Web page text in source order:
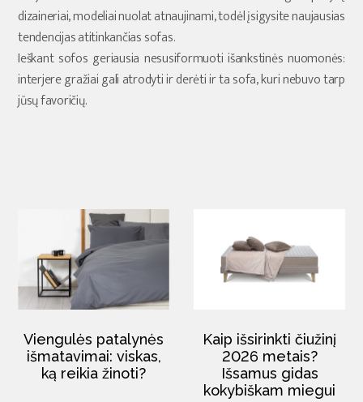
dizaineriai, modeliai nuolat atnaujinami, todėl įsigysite naujausias
tendencijas atitinkančias sofas.
Ieškant sofos geriausia nesusiformuoti išankstinės nuomonės:
interjere gražiai gali atrodyti ir derėti ir ta sofa, kuri nebuvo tarp
jūsų favoričių.
Viengulės patalynės
išmatavimai: viskas,
ką reikia žinoti?
Kaip išsirinkti čiužinį
2026 metais?
Išsamus gidas
kokybiškam miegui